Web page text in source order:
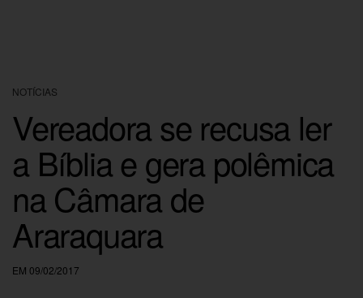
NOTÍCIAS
Vereadora se recusa ler
a Bíblia e gera polêmica
na Câmara de
Araraquara
EM 09/02/2017